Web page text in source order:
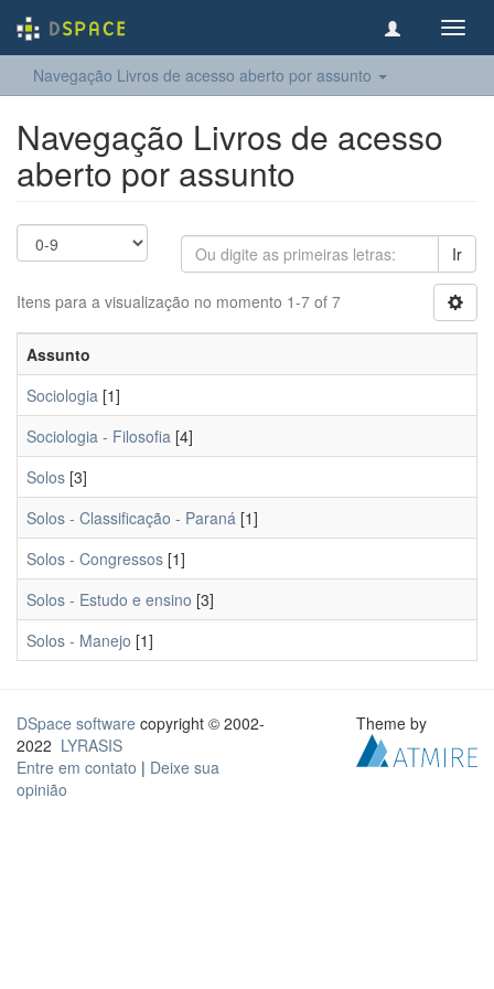
Navegação Livros de acesso aberto por assunto
Navegação Livros de acesso
aberto por assunto
Ir
Itens para a visualização no momento 1-7 of 7
Assunto
Sociologia [1]
Sociologia - Filosofia [4]
Solos [3]
Solos - Classificação - Paraná [1]
Solos - Congressos [1]
Solos - Estudo e ensino [3]
Solos - Manejo [1]
DSpace software copyright © 2002-
2022 LYRASIS
Entre em contato | Deixe sua
opinião
Theme by